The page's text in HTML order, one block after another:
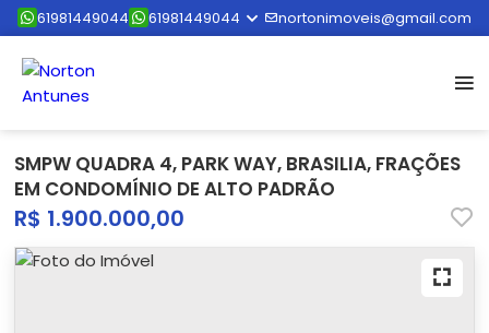
61981449044 61981449044 nortonimoveis@gmail.com
SMPW QUADRA 4, PARK WAY, BRASILIA, FRAÇÕES
EM CONDOMÍNIO DE ALTO PADRÃO
R$ 1.900.000,00